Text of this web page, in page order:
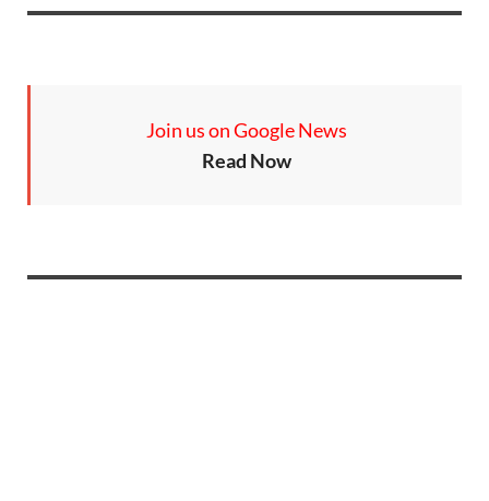
Join us on Google News
Read Now